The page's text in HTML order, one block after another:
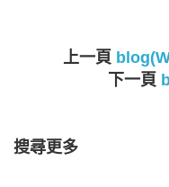
上一頁
下一頁
搜尋更多